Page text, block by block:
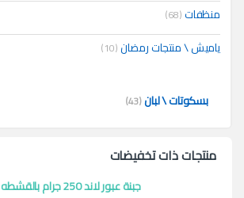
منظفات(68)
ياميش \ منتجات رمضان(10)
بسكوتات \ لبان(43)
منتجات ذات تخفيضات
جبنة عبور لاند 250 جرام بالقشطه